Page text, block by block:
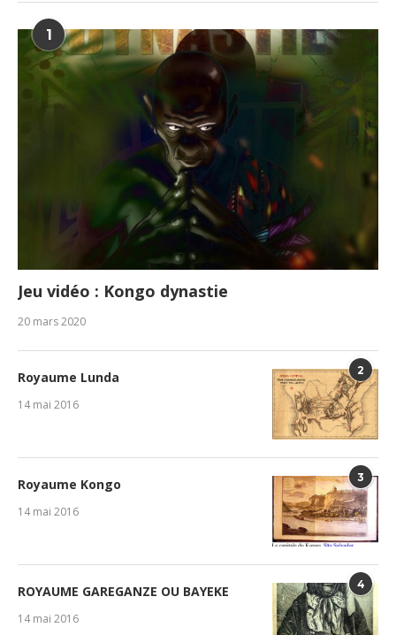
1
Jeu vidéo : Kongo dynastie
20 mars 2020
2
Royaume Lunda
14 mai 2016
3
Royaume Kongo
14 mai 2016
4
ROYAUME GAREGANZE OU BAYEKE
14 mai 2016